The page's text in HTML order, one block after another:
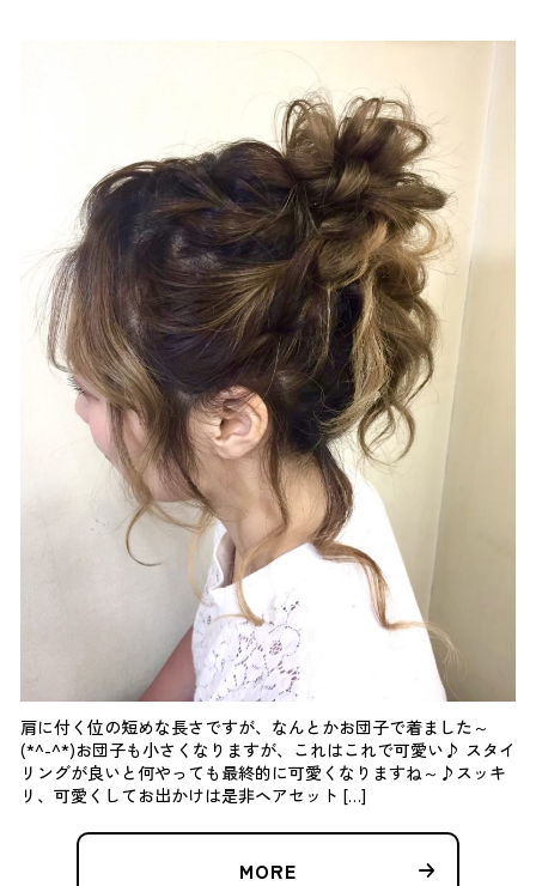
肩に付く位の短めな長さですが、なんとかお団子で着ました～
(*^-^*)お団子も小さくなりますが、これはこれで可愛い♪ スタイ
リングが良いと何やっても最終的に可愛くなりますね～♪スッキ
リ、可愛くしてお出かけは是非ヘアセット […]
MORE